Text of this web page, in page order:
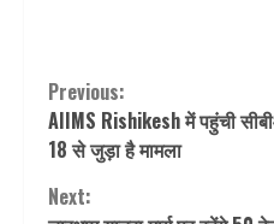
Continue
Reading
Previous:
AIIMS Rishikesh में पहुंची
18 से जुड़ा है मामला
Next: